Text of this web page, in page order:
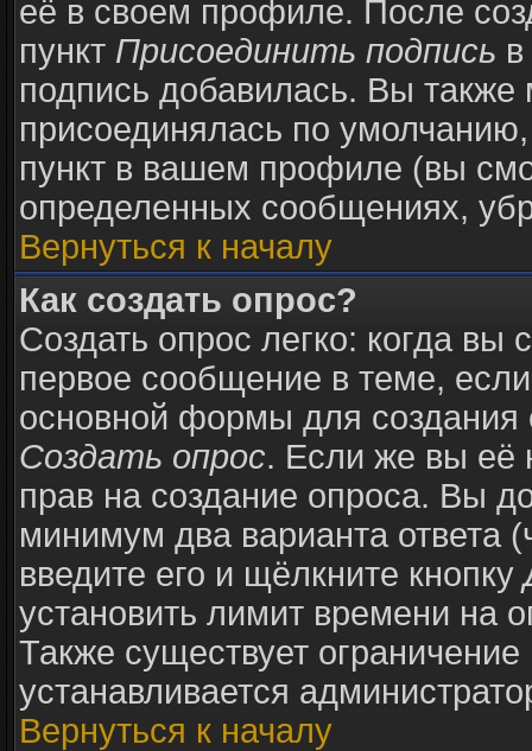
её в своем профиле. После
пункт Присоединить подпись
подпись добавилась. Вы
присоединялась по
пункт в вашем профиле (вы
определенных сообщениях,
Вернуться к началу
Как создать опрос?
Создать опрос легко: когда вы
первое сообщение в теме,
основной формы для
Создать опрос. Если же вы её
прав на создание опроса. Вы
минимум два варианта ответа
введите его и щёлкните кнопку
установить лимит времени на
Также существует
устанавливается
Вернуться к началу